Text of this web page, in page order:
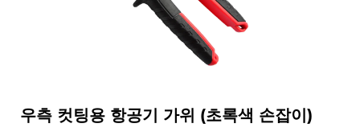
우측 컷팅용 항공기 가위 (초록색 손잡이)